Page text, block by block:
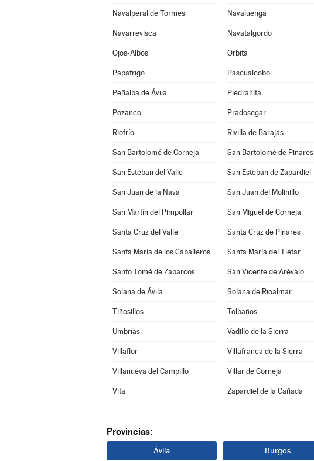
Navalperal de Tormes Navaluenga
Navarrevisca Navatalgordo
Ojos-Albos Orbita
Papatrigo Pascualcobo
Peñalba de Ávila Piedrahíta
Pozanco Pradosegar
Riofrío Rivilla de Barajas
San Bartolomé de Corneja San Bartolomé de Pinares
San Esteban del Valle San Esteban de Zapardiel
San Juan de la Nava San Juan del Molinillo
San Martín del Pimpollar San Miguel de Corneja
Santa Cruz del Valle Santa Cruz de Pinares
Santa María de los Caballeros Santa María del Tiétar
Santo Tomé de Zabarcos San Vicente de Arévalo
Solana de Ávila Solana de Rioalmar
Tiñosillos Tolbaños
Umbrías Vadillo de la Sierra
Villaflor Villafranca de la Sierra
Villanueva del Campillo Villar de Corneja
Vita Zapardiel de la Cañada
Provincias:
Ávila Burgos